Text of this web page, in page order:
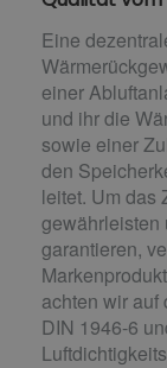
Eine
einer
und ihr die
sowie einer
den
leitet. Um das
gewährleisten
garantieren,
achten wir
DIN 1946-6